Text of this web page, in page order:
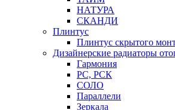
НАТУРА
СКАНДИ
Плинтус
Плинтус скрытого
Дизайнерские радиаторы
Гармония
РС, РСК
СОЛО
Параллели
Зеркала